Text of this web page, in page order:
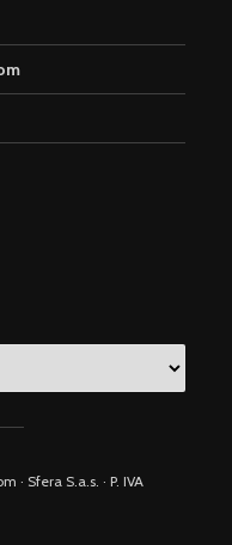
· Sfera S.a.s. · P. IVA